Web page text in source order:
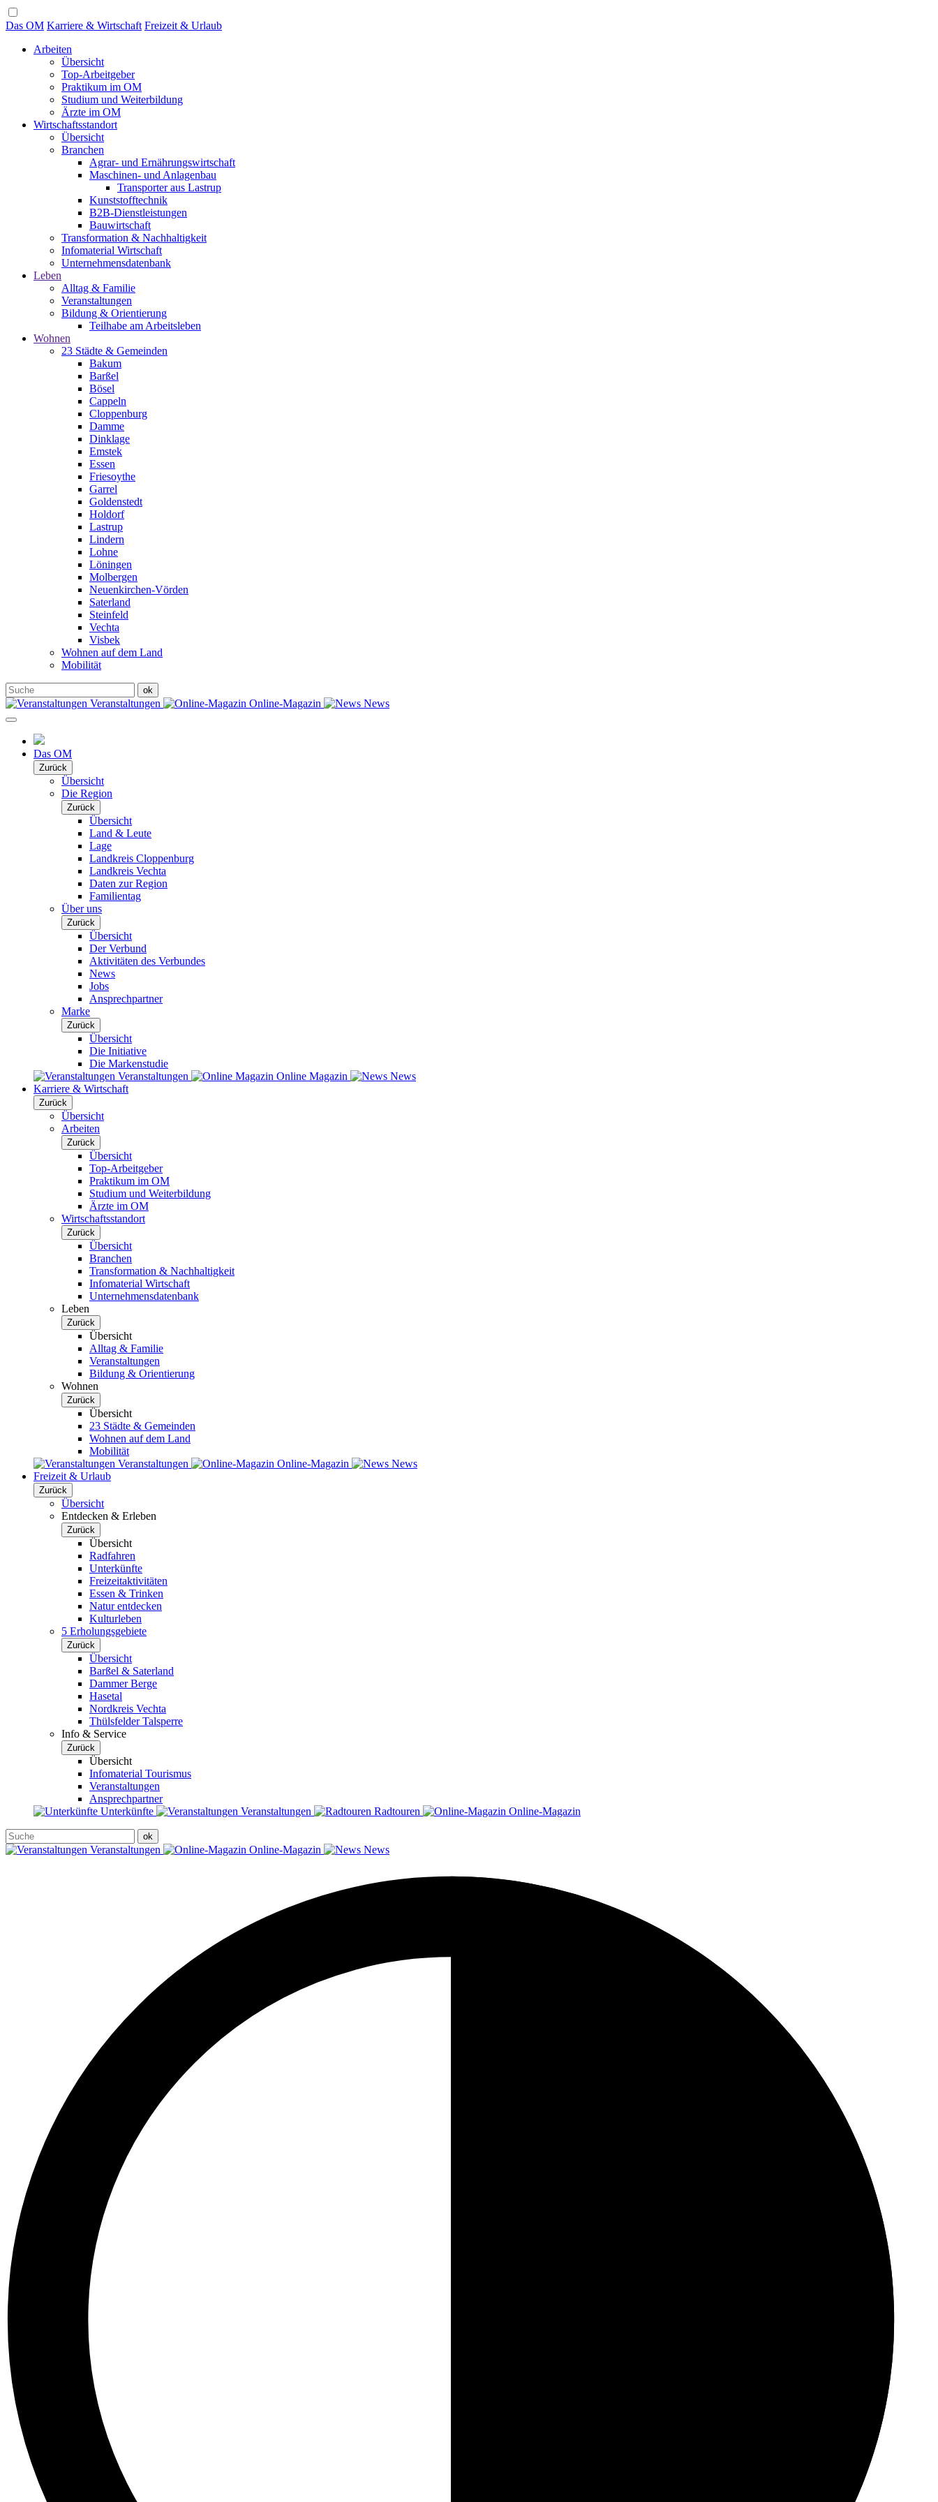
Das OM Karriere & Wirtschaft Freizeit & Urlaub
Arbeiten
Übersicht
Top-Arbeitgeber
Praktikum im OM
Studium und Weiterbildung
Ärzte im OM
Wirtschaftsstandort
Übersicht
Branchen
Agrar- und Ernährungswirtschaft
Maschinen- und Anlagenbau
Transporter aus Lastrup
Kunststofftechnik
B2B-Dienstleistungen
Bauwirtschaft
Transformation & Nachhaltigkeit
Infomaterial Wirtschaft
Unternehmensdatenbank
Leben
Alltag & Familie
Veranstaltungen
Bildung & Orientierung
Teilhabe am Arbeitsleben
Wohnen
23 Städte & Gemeinden
Bakum
Barßel
Bösel
Cappeln
Cloppenburg
Damme
Dinklage
Emstek
Essen
Friesoythe
Garrel
Goldenstedt
Holdorf
Lastrup
Lindern
Lohne
Löningen
Molbergen
Neuenkirchen-Vörden
Saterland
Steinfeld
Vechta
Visbek
Wohnen auf dem Land
Mobilität
Veranstaltungen Online-Magazin News
Das OM
Zurück
Übersicht
Die Region
Zurück
Übersicht
Land & Leute
Lage
Landkreis Cloppenburg
Landkreis Vechta
Daten zur Region
Familientag
Über uns
Zurück
Übersicht
Der Verbund
Aktivitäten des Verbundes
News
Jobs
Ansprechpartner
Marke
Zurück
Übersicht
Die Initiative
Die Markenstudie
Veranstaltungen
Online Magazin
News
Karriere & Wirtschaft
Zurück
Übersicht
Arbeiten
Zurück
Übersicht
Top-Arbeitgeber
Praktikum im OM
Studium und Weiterbildung
Ärzte im OM
Wirtschaftsstandort
Zurück
Übersicht
Branchen
Transformation & Nachhaltigkeit
Infomaterial Wirtschaft
Unternehmensdatenbank
Leben
Zurück
Übersicht
Alltag & Familie
Veranstaltungen
Bildung & Orientierung
Wohnen
Zurück
Übersicht
23 Städte & Gemeinden
Wohnen auf dem Land
Mobilität
Veranstaltungen
Online-Magazin
News
Freizeit & Urlaub
Zurück
Übersicht
Entdecken & Erleben
Zurück
Übersicht
Radfahren
Unterkünfte
Freizeitaktivitäten
Essen & Trinken
Natur entdecken
Kulturleben
5 Erholungsgebiete
Zurück
Übersicht
Barßel & Saterland
Dammer Berge
Hasetal
Nordkreis Vechta
Thülsfelder Talsperre
Info & Service
Zurück
Übersicht
Infomaterial Tourismus
Veranstaltungen
Ansprechpartner
Unterkünfte
Veranstaltungen Radtouren Online-Magazin
Veranstaltungen Online-Magazin News